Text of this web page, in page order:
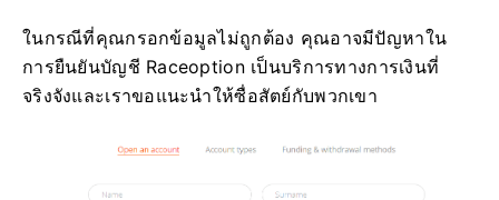
ในกรณีที่คุณกรอกข้อมูลไม่ถูกต้อง คุณอาจมีปัญหาใน
การยืนยันบัญชี Raceoption เป็นบริการทางการเงินที่
จริงจังและเราขอแนะนำให้ซื่อสัตย์กับพวกเขา